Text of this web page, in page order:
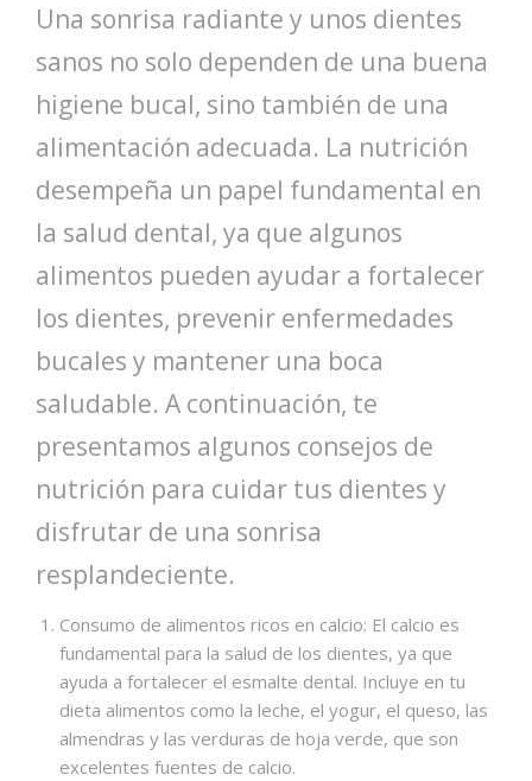
Una sonrisa radiante y unos dientes
sanos no solo dependen de una buena
higiene bucal, sino también de una
alimentación adecuada. La nutrición
desempeña un papel fundamental en
la salud dental, ya que algunos
alimentos pueden ayudar a fortalecer
los dientes, prevenir enfermedades
bucales y mantener una boca
saludable. A continuación, te
presentamos algunos consejos de
nutrición para cuidar tus dientes y
disfrutar de una sonrisa
resplandeciente.
Consumo de alimentos ricos en calcio: El calcio es
fundamental para la salud de los dientes, ya que
ayuda a fortalecer el esmalte dental. Incluye en tu
dieta alimentos como la leche, el yogur, el queso, las
almendras y las verduras de hoja verde, que son
excelentes fuentes de calcio.